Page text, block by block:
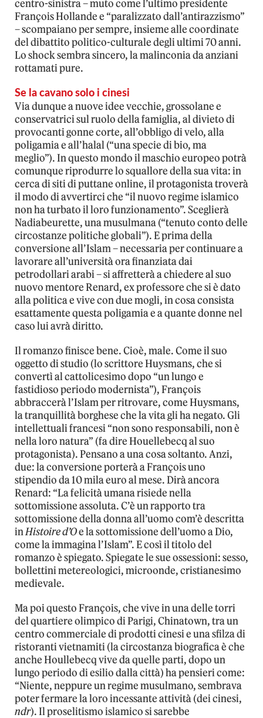
centro-sinistra – muto come l’ultimo presidente
François Hollande e “paralizzato dall’antirazzismo”
– scompaiano per sempre, insieme alle coordinate
del dibattito politico-culturale degli ultimi 70 anni.
Lo shock sembra sincero, la malinconia da anziani
rottamati pure.
Se la cavano solo i cinesi
Via dunque a nuove idee vecchie, grossolane e
conservatrici sul ruolo della famiglia, al divieto di
provocanti gonne corte, all’obbligo di velo, alla
poligamia e all’halal (“una specie di bio, ma
meglio”). In questo mondo il maschio europeo potrà
comunque riprodurre lo squallore della sua vita: in
cerca di siti di puttane online, il protagonista troverà
il modo di avvertirci che “il nuovo regime islamico
non ha turbato il loro funzionamento”. Sceglierà
Nadiabeurette, una musulmana (“tenuto conto delle
circostanze politiche globali”). E prima della
conversione all’Islam – necessaria per continuare a
lavorare all’università ora finanziata dai
petrodollari arabi – si affretterà a chiedere al suo
nuovo mentore Renard, ex professore che si è dato
alla politica e vive con due mogli, in cosa consista
esattamente questa poligamia e a quante donne nel
caso lui avrà diritto.
Il romanzo finisce bene. Cioè, male. Come il suo
oggetto di studio (lo scrittore Huysmans, che si
convertì al cattolicesimo dopo “un lungo e
fastidioso periodo modernista”), François
abbraccerà l’Islam per ritrovare, come Huysmans,
la tranquillità borghese che la vita gli ha negato. Gli
intellettuali francesi “non sono responsabili, non è
nella loro natura” (fa dire Houellebecq al suo
protagonista). Pensano a una cosa soltanto. Anzi,
due: la conversione porterà a François uno
stipendio da 10 mila euro al mese. Dirà ancora
Renard: “La felicità umana risiede nella
sottomissione assoluta. C’è un rapporto tra
sottomissione della donna all’uomo com’è descritta
inHistoire d’Oe la sottomissione dell’uomo a Dio,
come la immagina l’Islam”. E così il titolo del
romanzo è spiegato. Spiegate le sue ossessioni: sesso,
bollettini metereologici, microonde, cristianesimo
medievale.
Ma poi questo François, che vive in una delle torri
del quartiere olimpico di Parigi, Chinatown, tra un
centro commerciale di prodotti cinesi e una sfilza di
ristoranti vietnamiti (la circostanza biografica è che
anche Houllebecq vive da quelle parti, dopo un
lungo periodo di esilio dalla città) ha pensieri come:
“Niente, neppure un regime musulmano, sembrava
poter fermare la loro incessante attività (dei cinesi,
ndr). Il proselitismo islamico si sarebbe